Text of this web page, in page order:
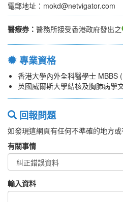
電郵地址：mokd@netvigator.com
醫療券： 醫務所接受香港政府發出之
專業資格
香港大學內外全科醫學士 MBBS
英國威爾斯大學結核及胸肺病學
回報問題
如發現這網頁有任何不準確的地方
有關事情
輸入資料